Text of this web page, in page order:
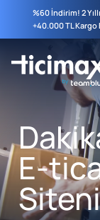
%60 İndirim! 2
+40.000 TL
E-